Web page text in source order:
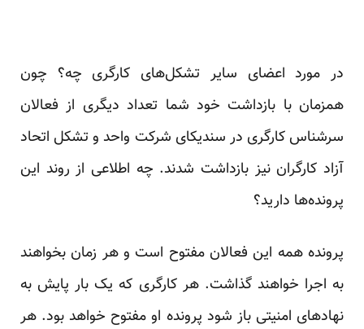
در مورد اعضای سایر تشکل‌های کارگری چه؟ چون
همزمان با بازداشت خود شما تعداد دیگری از فعالان
سرشناس کارگری در سندیکای شرکت واحد و تشکل اتحاد
آزاد کارگران نیز بازداشت شدند. چه اطلاعی از روند این
پرونده‌ها دارید؟
پرونده همه این فعالان مفتوح است و هر زمان بخواهند
به اجرا خواهند گذاشت. هر کارگری که یک بار پایش به
نهادهای امنیتی باز شود پرونده او مفتوح خواهد بود. هر